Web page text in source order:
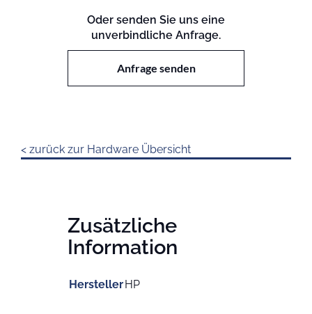
SI
Switch
Menge
Oder senden Sie uns eine
unverbindliche Anfrage.
Anfrage senden
< zurück zur Hardware Übersicht
Zusätzliche
Information
HerstellerHP